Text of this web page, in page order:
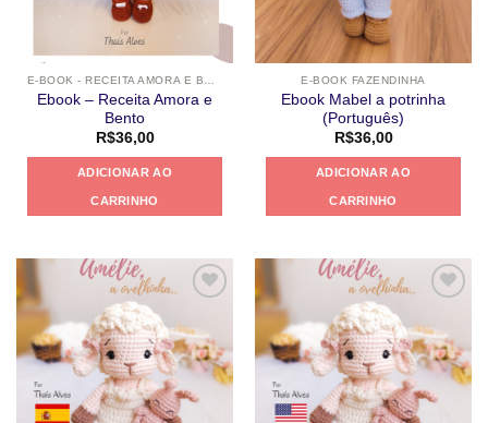
E-BOOK - RECEITA AMORA E BENTO
Ebook – Receita Amora e
Bento
R$36,00
ADICIONAR AO
CARRINHO
E-BOOK FAZENDINHA
Ebook Mabel a potrinha
(Português)
R$36,00
ADICIONAR AO
CARRINHO
Adicionar
a lista de
desejos
Adicionar
a lista de
desejos